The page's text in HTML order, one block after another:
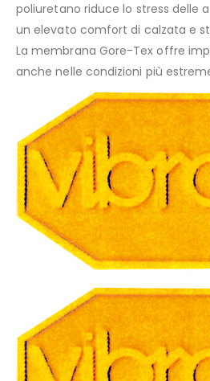
poliuretano riduce lo stress delle
un elevato comfort di calzata e
La membrana Gore-Tex offre
anche nelle condizioni più